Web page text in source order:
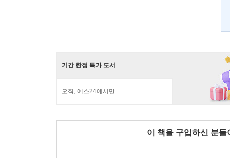
기간 한정 특가 도서
오직, 예스24에서만
이 책을 구입하신 분